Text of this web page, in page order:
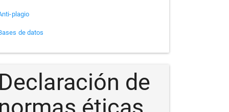
plagio
de datos
Declaración de